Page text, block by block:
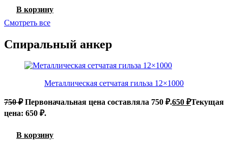
В корзину
Смотреть все
Спиральный анкер
Металлическая сетчатая гильза 12×1000
750₽ Первоначальная цена составляла 750 ₽.650 ₽Текущая
цена: 650 ₽.
В корзину